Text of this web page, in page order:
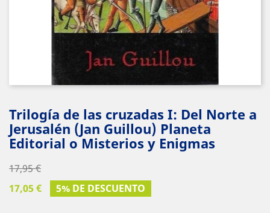
Trilogía de las cruzadas I: Del Norte a
Jerusalén (Jan Guillou) Planeta
Editorial o Misterios y Enigmas
17,95 €
17,05 €
5% DE DESCUENTO